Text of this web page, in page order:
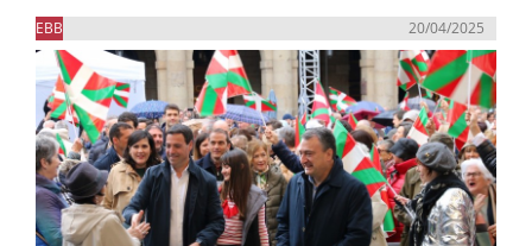
EBB 20/04/2025